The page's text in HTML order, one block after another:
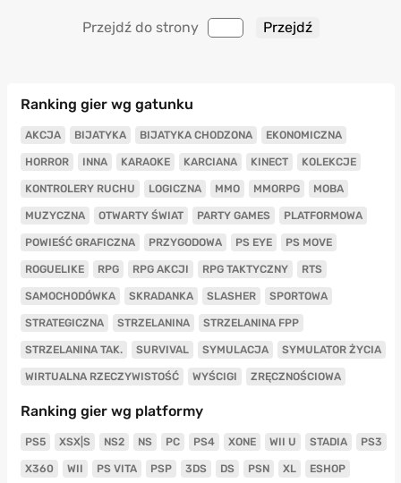
Przejdź do strony
Ranking gier wg gatunku
AKCJA BIJATYKA BIJATYKA CHODZONA EKONOMICZNA
HORROR INNA KARAOKE KARCIANA KINECT KOLEKCJE
KONTROLERY RUCHU LOGICZNA MMO MMORPG MOBA
MUZYCZNA OTWARTY ŚWIAT PARTY GAMES PLATFORMOWA
POWIEŚĆ GRAFICZNA PRZYGODOWA PS EYE PS MOVE
ROGUELIKE RPG RPG AKCJI RPG TAKTYCZNY RTS
SAMOCHODÓWKA SKRADANKA SLASHER SPORTOWA
STRATEGICZNA STRZELANINA STRZELANINA FPP
STRZELANINA TAK. SURVIVAL SYMULACJA SYMULATOR ŻYCIA
WIRTUALNA RZECZYWISTOŚĆ WYŚCIGI ZRĘCZNOŚCIOWA
Ranking gier wg platformy
PS5 XSX|S NS2 NS PC PS4 XONE WII U STADIA PS3
X360 WII PS VITA PSP 3DS DS PSN XL ESHOP